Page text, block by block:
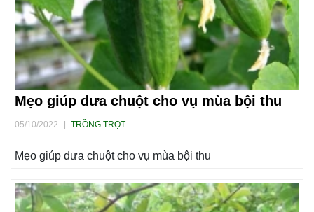
Mẹo giúp dưa chuột cho vụ mùa bội thu
05/10/2022 TRỒNG TRỌT
Mẹo giúp dưa chuột cho vụ mùa bội thu